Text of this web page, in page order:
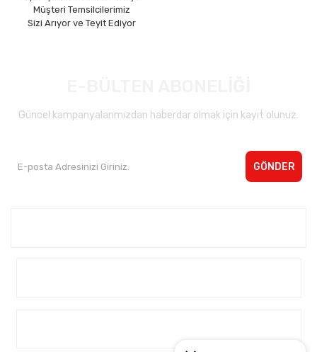
Müşteri Temsilcilerimiz
Sizi Arıyor ve Teyit Ediyor
Güncel kampanyalarımızdan haberdar olmak için kayıt olunuz.
GÖNDER